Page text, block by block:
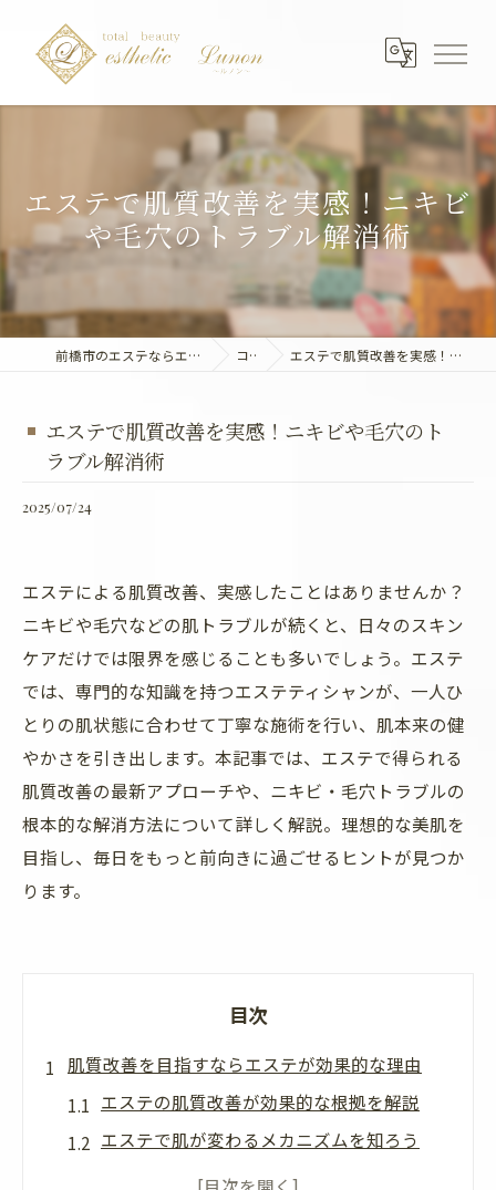
エステで肌質改善を実感！ニキビ
や毛穴のトラブル解消術
前橋市のエステならエステティック～Lunon～ コラム エステで肌質改善を実感！ニキビや毛穴のトラブル解消術
エステで肌質改善を実感！ニキビや毛穴のト
ラブル解消術
2025/07/24
エステによる肌質改善、実感したことはありませんか？
ニキビや毛穴などの肌トラブルが続くと、日々のスキン
ケアだけでは限界を感じることも多いでしょう。エステ
では、専門的な知識を持つエステティシャンが、一人ひ
とりの肌状態に合わせて丁寧な施術を行い、肌本来の健
やかさを引き出します。本記事では、エステで得られる
肌質改善の最新アプローチや、ニキビ・毛穴トラブルの
根本的な解消方法について詳しく解説。理想的な美肌を
目指し、毎日をもっと前向きに過ごせるヒントが見つか
ります。
目次
肌質改善を目指すならエステが効果的な理由
エステの肌質改善が効果的な根拠を解説
エステで肌が変わるメカニズムを知ろう
肌エステの実力と専門的ケアの関係性